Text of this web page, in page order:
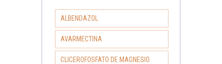
ALBENDAZOL
AVARMECTINA
CLICEROFOSFATO DE MAGNESIO